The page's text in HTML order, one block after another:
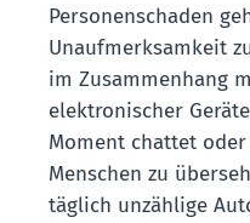
Personenschaden
Unaufmerksamkeit
im Zusammenhang
elektronischer
Moment chattet
Menschen zu
täglich unzählige